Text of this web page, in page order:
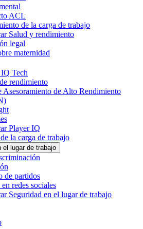
ACL
de la carga de trabajo
Salud y rendimiento
legal
maternidad
Tech
rendimiento
Asesoramiento de Alto Rendimiento
Player IQ
la carga de trabajo
el lugar de trabajo
de partidos
redes sociales
Seguridad en el lugar de trabajo